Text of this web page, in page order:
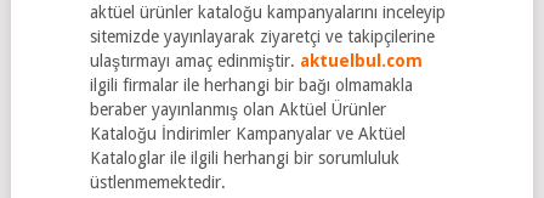
aktüel ürünler kataloğu kampanyalarını inceleyip
sitemizde yayınlayarak ziyaretçi ve takipçilerine
ulaştırmayı amaç edinmiştir. aktuelbul.com
ilgili firmalar ile herhangi bir bağı olmamakla
beraber yayınlanmış olan Aktüel Ürünler
Kataloğu İndirimler Kampanyalar ve Aktüel
Kataloglar ile ilgili herhangi bir sorumluluk
üstlenmemektedir.